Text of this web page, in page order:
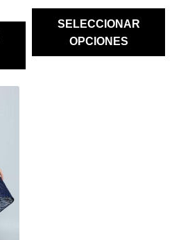
SELECCIONAR
OPCIONES